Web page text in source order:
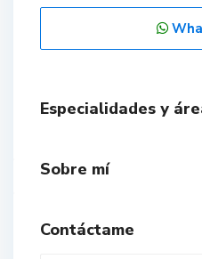
Especialidades y
Sobre mí
Contáctame